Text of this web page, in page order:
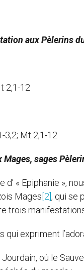
aux Pèlerins
2,1-12
3,2; Mt 2,1-12
Mages, sages
« Epiphanie »,
Mages [2] , qui se
trois
expriment
où le